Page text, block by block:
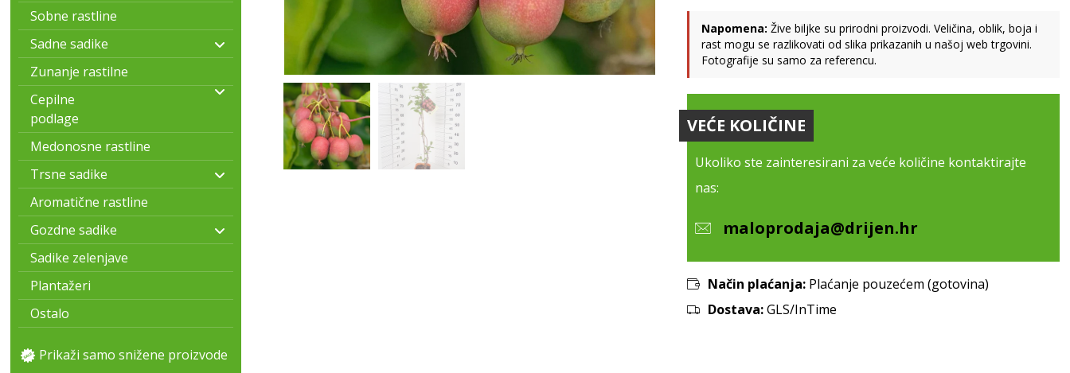
Napomena: Žive biljke su prirodni proizvodi. Veličina, oblik, boja i
rast mogu se razlikovati od slika prikazanih u našoj web trgovini.
Fotografije su samo za referencu.
VEĆE KOLIČINE
Ukoliko ste zainteresirani za veće količine kontaktirajte
nas:
maloprodaja@drijen.hr
Način plaćanja:Plaćanje pouzećem (gotovina)
Dostava:GLS/InTime
Sobne rastline
Sadne sadike
Zunanje rastilne
Cepilne
podlage
Medonosne rastline
Trsne sadike
Aromatične rastline
Gozdne sadike
Sadike zelenjave
Plantažeri
Ostalo
Prikaži samo snižene proizvode